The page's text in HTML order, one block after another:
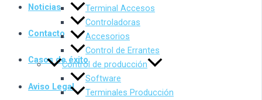
Terminal Accesos
Controladoras
Accesorios
Control de Errantes
Control de producción
Software
Terminales Producción
Noticias
Contacto
Casos de éxito
Aviso Legal